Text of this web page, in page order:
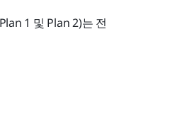
1 및 Plan 2)는 전